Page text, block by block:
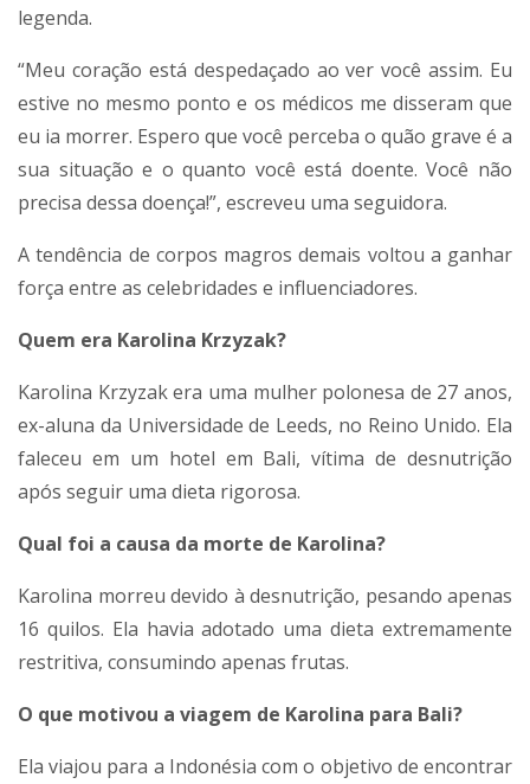
legenda.
“Meu coração está despedaçado ao ver você assim. Eu
estive no mesmo ponto e os médicos me disseram que
eu ia morrer. Espero que você perceba o quão grave é a
sua situação e o quanto você está doente. Você não
precisa dessa doença!”, escreveu uma seguidora.
A tendência de corpos magros demais voltou a ganhar
força entre as celebridades e influenciadores.
Quem era Karolina Krzyzak?
Karolina Krzyzak era uma mulher polonesa de 27 anos,
ex-aluna da Universidade de Leeds, no Reino Unido. Ela
faleceu em um hotel em Bali, vítima de desnutrição
após seguir uma dieta rigorosa.
Qual foi a causa da morte de Karolina?
Karolina morreu devido à desnutrição, pesando apenas
16 quilos. Ela havia adotado uma dieta extremamente
restritiva, consumindo apenas frutas.
O que motivou a viagem de Karolina para Bali?
Ela viajou para a Indonésia com o objetivo de encontrar